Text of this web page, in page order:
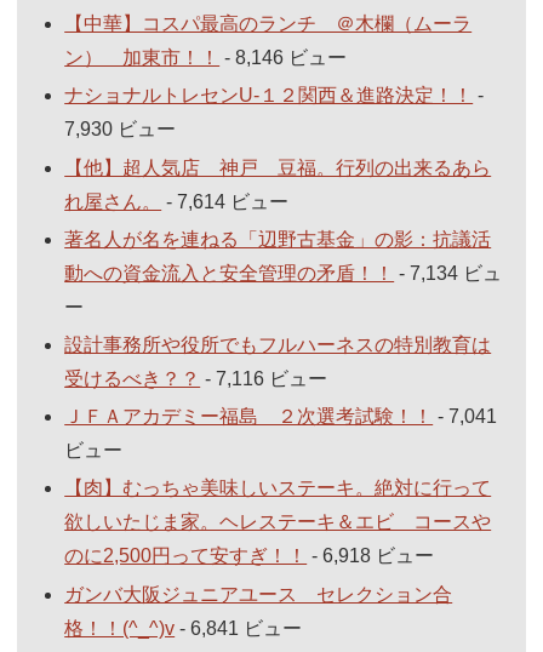
【中華】コスパ最高のランチ ＠木欄（ムーラ
ン） 加東市！！
- 8,146 ビュー
ナショナルトレセンU-１２関西＆進路決定！！
-
7,930 ビュー
【他】超人気店 神戸 豆福。行列の出来るあら
れ屋さん。
- 7,614 ビュー
著名人が名を連ねる「辺野古基金」の影：抗議活
動への資金流入と安全管理の矛盾！！
- 7,134 ビュ
ー
設計事務所や役所でもフルハーネスの特別教育は
受けるべき？？ - 7,116 ビュー
ＪＦＡアカデミー福島 ２次選考試験！！
- 7,041
ビュー
【肉】むっちゃ美味しいステーキ。絶対に行って
欲しいたじま家。ヘレステーキ＆エビ コースや
のに2,500円って安すぎ！！
- 6,918 ビュー
ガンバ大阪ジュニアユース セレクション合
格！！(^_^)v - 6,841 ビュー